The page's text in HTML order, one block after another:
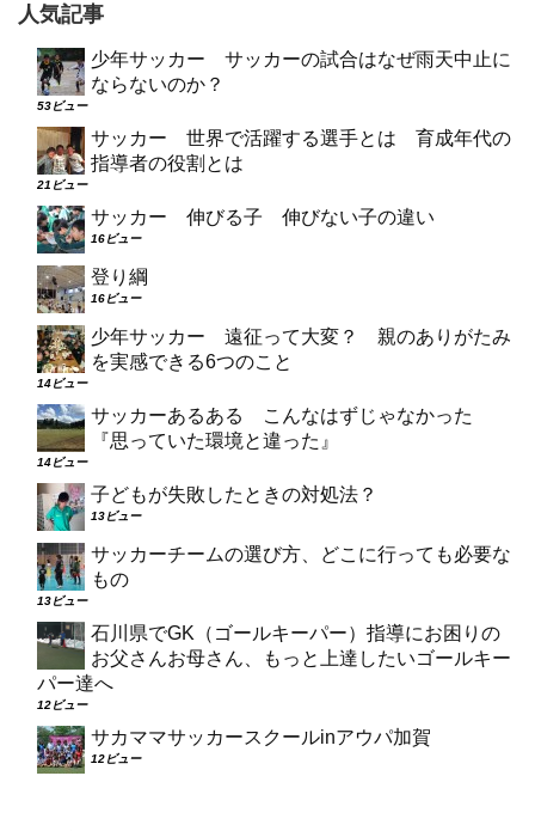
人気記事
少年サッカー サッカーの試合はなぜ雨天中止に
ならないのか？
53ビュー
サッカー 世界で活躍する選手とは 育成年代の
指導者の役割とは
21ビュー
サッカー 伸びる子 伸びない子の違い
16ビュー
登り綱
16ビュー
少年サッカー 遠征って大変？ 親のありがたみ
を実感できる6つのこと
14ビュー
サッカーあるある こんなはずじゃなかった
『思っていた環境と違った』
14ビュー
子どもが失敗したときの対処法？
13ビュー
サッカーチームの選び方、どこに行っても必要な
もの
13ビュー
石川県でGK（ゴールキーパー）指導にお困りの
お父さんお母さん、もっと上達したいゴールキー
パー達へ
12ビュー
サカママサッカースクールinアウパ加賀
12ビュー